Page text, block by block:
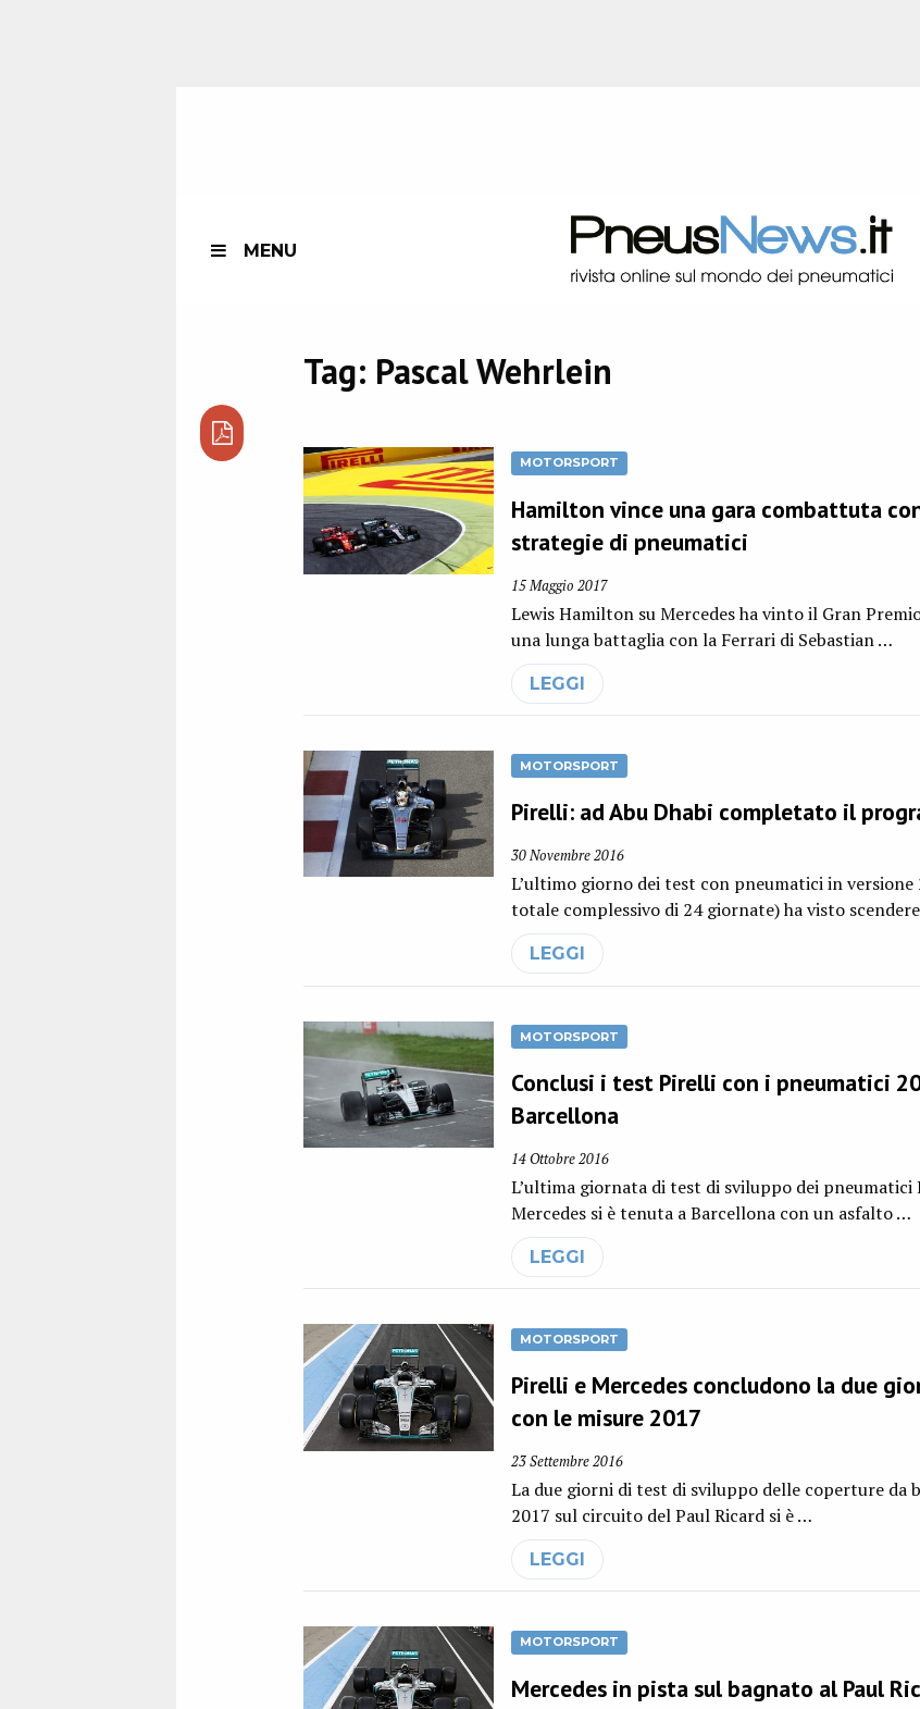
MENU
Tag: Pascal Wehrlein
MOTORSPORT
Hamilton vince una gara combattuta
strategie di pneumatici
15 Maggio 2017
Lewis Hamilton su Mercedes ha vinto il Gran
una lunga battaglia con la Ferrari di Sebastian …
LEGGI
MOTORSPORT
Pirelli: ad Abu Dhabi completato il
30 Novembre 2016
L’ultimo giorno dei test con pneumatici in versione
totale complessivo di 24 giornate) ha visto
LEGGI
MOTORSPORT
Conclusi i test Pirelli con i pneumatici
Barcellona
14 Ottobre 2016
L’ultima giornata di test di sviluppo dei pneumatici
Mercedes si è tenuta a Barcellona con un asfalto …
LEGGI
MOTORSPORT
Pirelli e Mercedes concludono la due
con le misure 2017
23 Settembre 2016
La due giorni di test di sviluppo delle coperture da
2017 sul circuito del Paul Ricard si è …
LEGGI
MOTORSPORT
Mercedes in pista sul bagnato al Paul